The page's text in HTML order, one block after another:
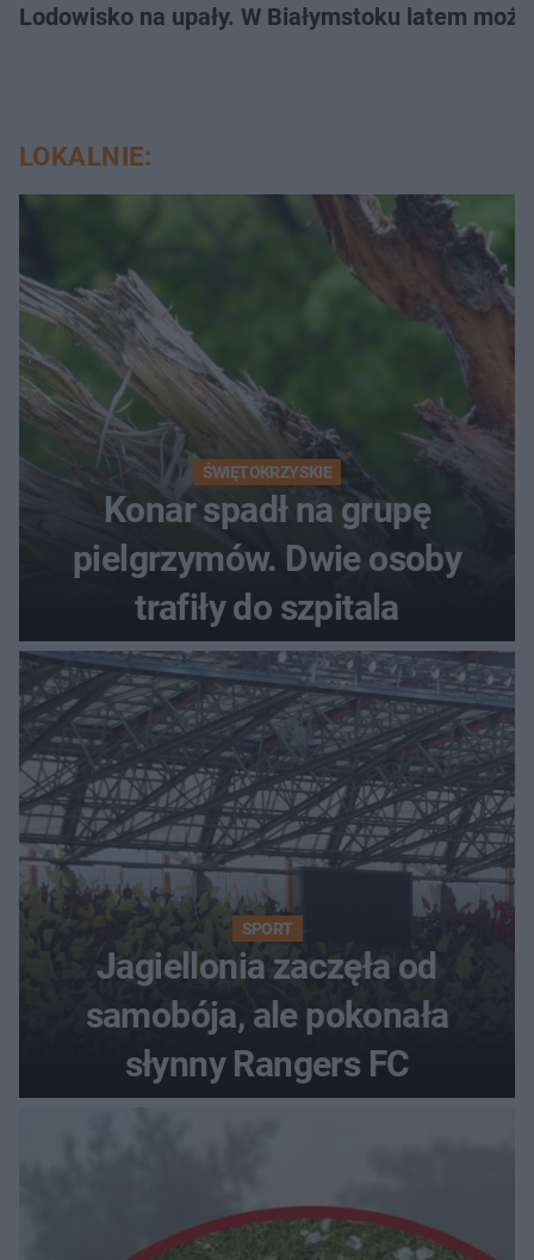
Lodowisko na upały. W Białymstoku latem
LOKALNIE:
ŚWIĘTOKRZYSKIE
Konar spadł na grupę
pielgrzymów. Dwie osoby
trafiły do szpitala
SPORT
Jagiellonia zaczęła od
samobója, ale pokonała
słynny Rangers FC